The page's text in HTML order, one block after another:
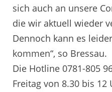
sich auch an unsere
die wir aktuell wieder
Dennoch kann es
kommen“, so Bressau.
Die Hotline 0781-805
Freitag von 8.30 bis